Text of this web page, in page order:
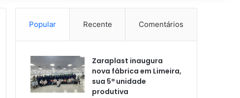
Popular Recente Comentários
Zaraplast inaugura
nova fábrica em Limeira,
sua 5ª unidade
produtiva